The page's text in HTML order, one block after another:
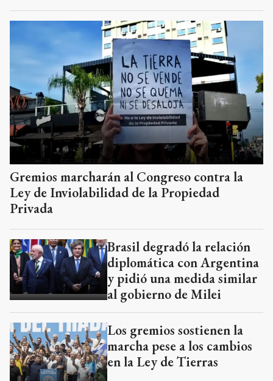
Gremios marcharán al Congreso contra la
Ley de Inviolabilidad de la Propiedad
Privada
Brasil degradó la relación
diplomática con Argentina
y pidió una medida similar
al gobierno de Milei
Los gremios sostienen la
marcha pese a los cambios
en la Ley de Tierras